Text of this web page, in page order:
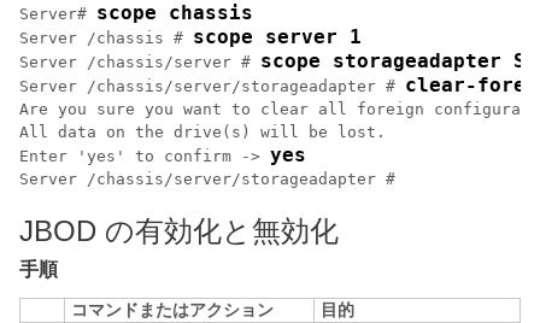
Server# scope chassis
Server /chassis # scope server 1
Server /chassis/server # scope storageadapter
Server /chassis/server/storageadapter # clear-
Are you sure you want to clear all foreign
All data on the drive(s) will be lost.
Enter 'yes' to confirm -> yes
Server /chassis/server/storageadapter #
JBOD の有効化と無効化
手順
コマンドまたはアクション
目的